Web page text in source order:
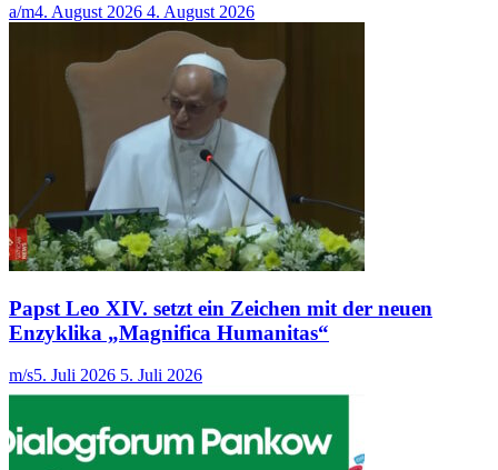
a/m4. August 2026 4. August 2026
Papst Leo XIV. setzt ein Zeichen mit der neuen
Enzyklika „Magnifica Humanitas“
m/s5. Juli 2026 5. Juli 2026